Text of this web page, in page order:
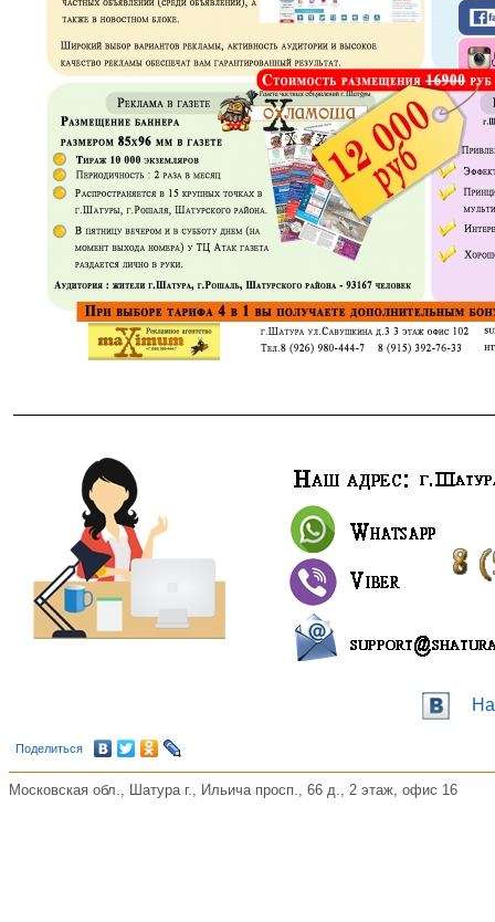
Поделиться
Московская обл., Шатура г., Ильича просп., 66 д., 2 этаж, офис 16